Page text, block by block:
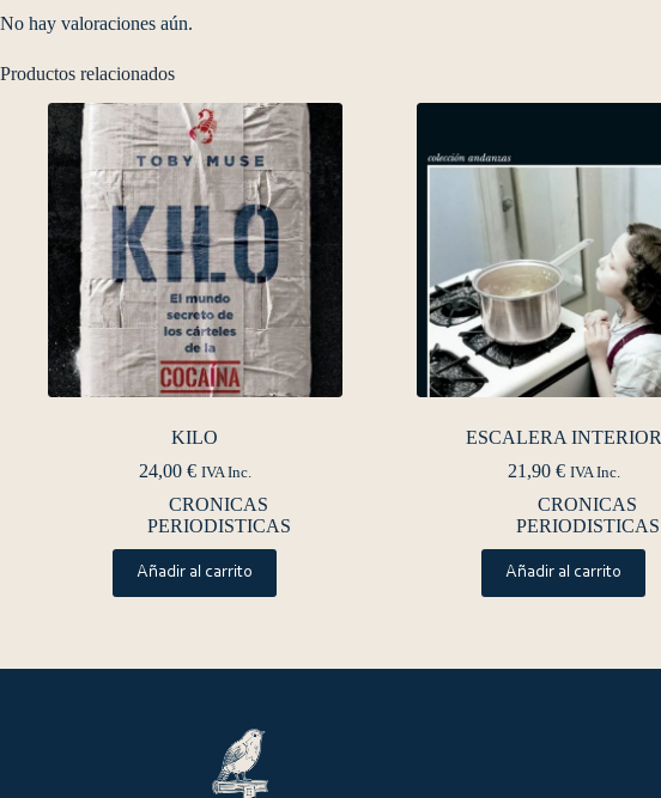
No hay valoraciones aún.
Productos relacionados
KILO
24,00 € IVA Inc.
CRONICAS
PERIODISTICAS
Añadir al carrito
ESCALERA INTERIOR
21,90 € IVA Inc.
CRONICAS
PERIODISTICAS
Añadir al carrito